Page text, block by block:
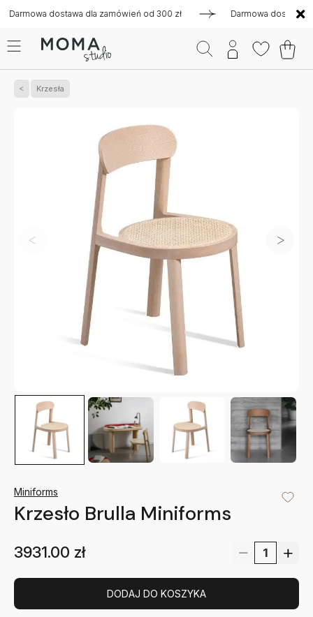
dostawa dla zamówień od 300 zł Darmowa dostawa dla
Krzesła
Miniforms
Krzesło Brulla Miniforms
3931.00 zł
DODAJ DO KOSZYKA